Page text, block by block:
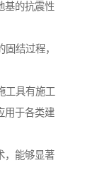
基的抗震性
结过程，
工具有施工
用于各类建
，能够显著